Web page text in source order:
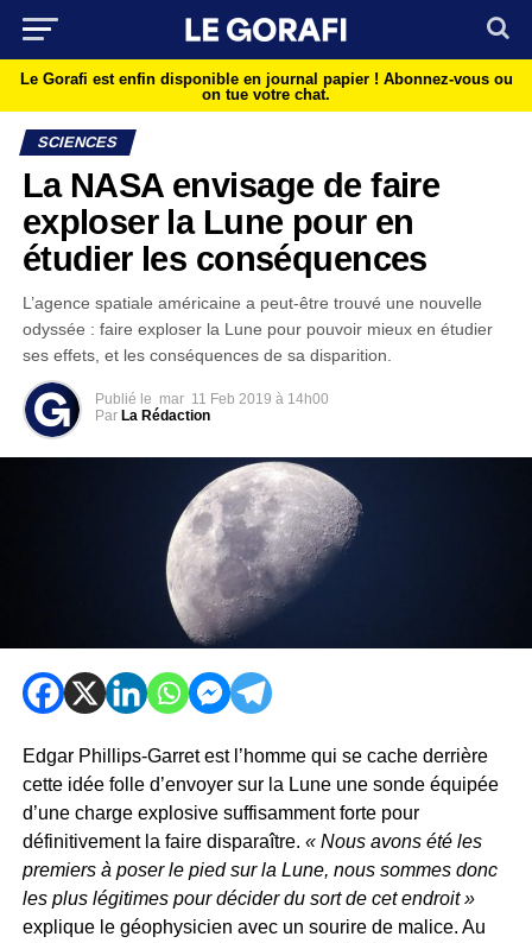
Le Gorafi est enfin disponible en journal papier ! Abonnez-vous ou
on tue votre chat.
SCIENCES
La NASA envisage de faire
exploser la Lune pour en
étudier les conséquences
L’agence spatiale américaine a peut-être trouvé une nouvelle
odyssée : faire exploser la Lune pour pouvoir mieux en étudier
ses effets, et les conséquences de sa disparition.
Publié le mar 11 Feb 2019 à 14h00
Par La Rédaction
Edgar Phillips-Garret est l’homme qui se cache derrière
cette idée folle d’envoyer sur la Lune une sonde équipée
d’une charge explosive suffisamment forte pour
définitivement la faire disparaître. « Nous avons été les
premiers à poser le pied sur la Lune, nous sommes donc
les plus légitimes pour décider du sort de cet endroit »
explique le géophysicien avec un sourire de malice. Au